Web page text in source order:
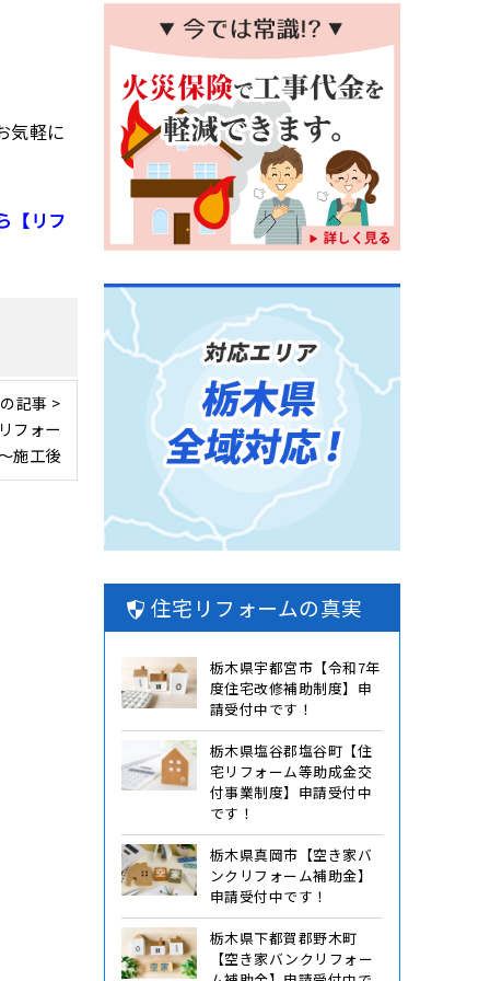
気軽に
【リフ
記事 >
フォー
施工後
住宅リフォームの真実
栃木県宇都宮市【令和7年
度住宅改修補助制度】申
請受付中です！
栃木県塩谷郡塩谷町【住
宅リフォーム等助成金交
付事業制度】申請受付中
です！
栃木県真岡市【空き家バ
ンクリフォーム補助金】
申請受付中です！
栃木県下都賀郡野木町
【空き家バンクリフォー